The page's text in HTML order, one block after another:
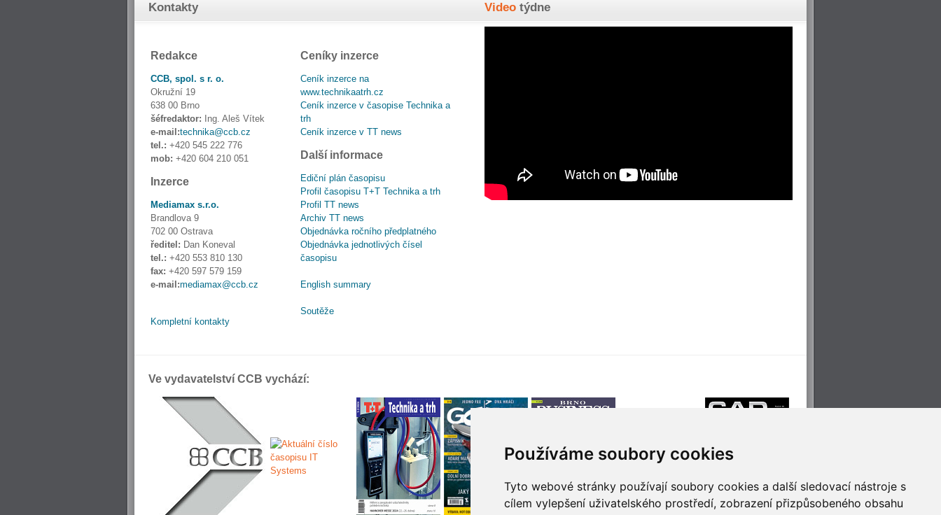
Používáme soubory cookies
Tyto webové stránky používají soubory cookies a další sledovací nástroje s
cílem vylepšení uživatelského prostředí, zobrazení přizpůsobeného obsahu
Kontakty
Redakce
CCB, spol. s r. o.
Okružní 19
638 00 Brno
šéfredaktor: Ing. Aleš Vítek
e-mail:technika@ccb.cz
tel.: +420 545 222 776
mob: +420 604 210 051
Inzerce
Mediamax s.r.o.
Brandlova 9
702 00 Ostrava
ředitel: Dan Koneval
tel.: +420 553 810 130
fax: +420 597 579 159
e-mail:mediamax@ccb.cz
Kompletní kontakty
Ceníky inzerce
Ceník inzerce na
www.technikaatrh.cz
Ceník inzerce v časopise Technika a
trh
Ceník inzerce v TT news
Další informace
Ediční plán časopisu
Profil časopisu T+T Technika a trh
Profil TT news
Archiv TT news
Objednávka ročního předplatného
Objednávka jednotlivých čísel
časopisu
English summary
Soutěže
Video týdne
Ve vydavatelství CCB vychází: